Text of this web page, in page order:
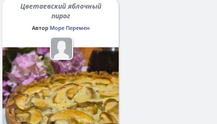
Цветаевский яблочный
пирог
Автор Море Перемен